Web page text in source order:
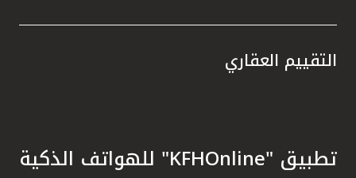
التقييم العقاري
تطبيق "KFHOnline" للهواتف الذكية